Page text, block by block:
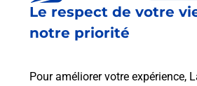
Le respect de votre
notre priorité
Pour améliorer votre expérience,
Questions
posées